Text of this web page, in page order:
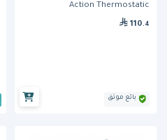
Action Thermostatic
110 .4
بائع موثق